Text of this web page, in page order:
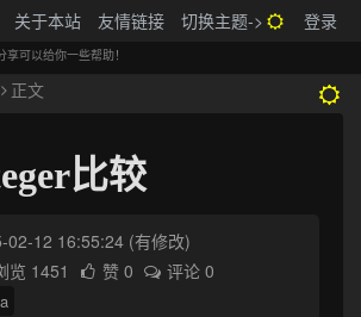
关于本站 友情链接 切换主题-> 登录
可以给你一些帮助！
正文
比较
02-12 16:55:24 (有修改)
览 1451 赞 0
评论 0